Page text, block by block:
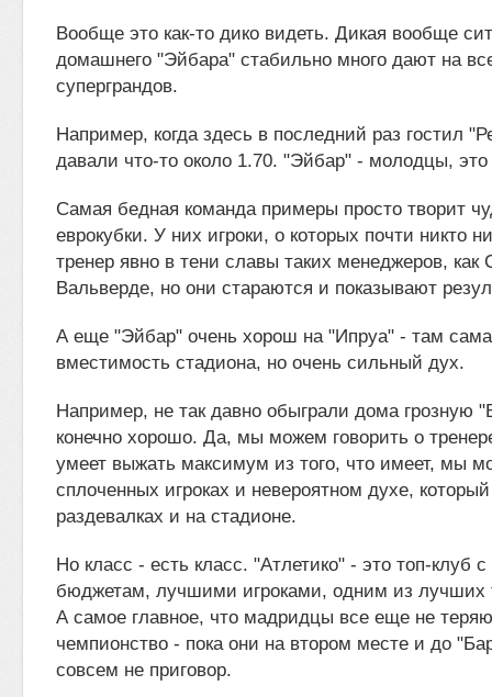
Вообще это как-то дико видеть. Дикая вообще
домашнего "Эйбара" стабильно много дают на
суперграндов.
Например, когда здесь в последний раз гостил
давали что-то около 1.70. "Эйбар" - молодцы, это
Самая бедная команда примеры просто творит
еврокубки. У них игроки, о которых почти никто
тренер явно в тени славы таких менеджеров,
Вальверде, но они стараются и показывают
А еще "Эйбар" очень хорош на "Ипруа" - там
вместимость стадиона, но очень сильный дух.
Например, не так давно обыграли дома грозную
конечно хорошо. Да, мы можем говорить о
умеет выжать максимум из того, что имеет, мы
сплоченных игроках и невероятном духе,
раздевалках и на стадионе.
Но класс - есть класс. "Атлетико" - это топ-клуб
бюджетам, лучшими игроками, одним из лучших
А самое главное, что мадридцы все еще не
чемпионство - пока они на втором месте и до
совсем не приговор.